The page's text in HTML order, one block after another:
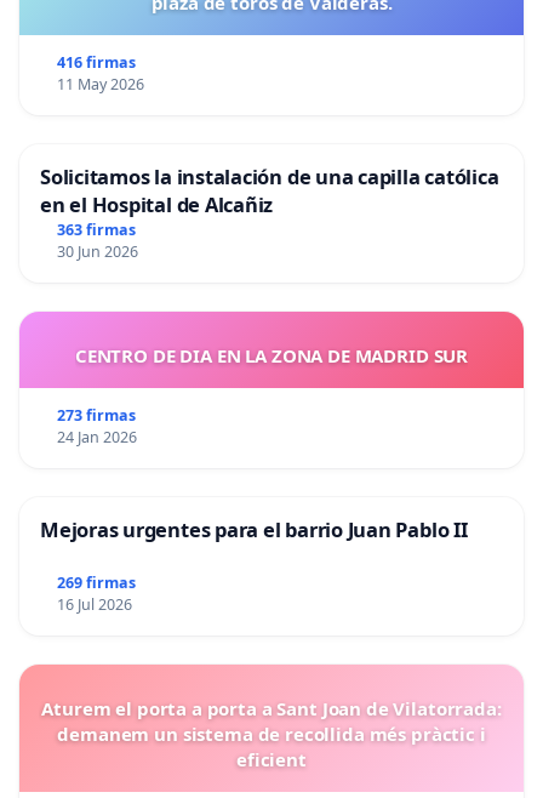
Raúl
Camargo
Henar
Moreno
Martínez
Coordinadora de Izquierda Unida La
Rioja. Diputada de IU en Parlamento
Crespo
Roser
Maestro
José María
González
Santos
Maestro
Diputada Unidas Podemos Congreso
416 firmas
11 May 2026
Solicitamos la instalación de una capilla católica
en el Hospital de Alcañiz
363 firmas
30 Jun 2026
CENTRO DE DIA EN LA ZONA DE MADRID SUR
273 firmas
24 Jan 2026
Mejoras urgentes para el barrio Juan Pablo II
269 firmas
16 Jul 2026
Aturem el porta a porta a Sant Joan de Vilatorrada:
demanem un sistema de recollida més pràctic i
eficient